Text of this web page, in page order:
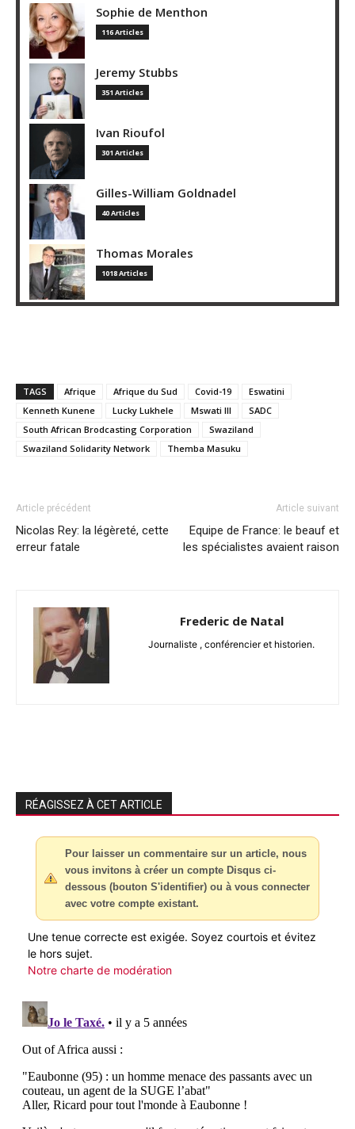
Sophie de Menthon
116 Articles
Jeremy Stubbs
351 Articles
Ivan Rioufol
301 Articles
Gilles-William Goldnadel
40 Articles
Thomas Morales
1018 Articles
TAGS Afrique Afrique du Sud Covid-19
Eswatini
Kenneth Kunene
Lucky Lukhele Mswati III
SADC
South African Brodcasting Corporation
Swaziland
Swaziland Solidarity Network
Themba Masuku
Article précédent
Nicolas Rey: la légèreté, cette
erreur fatale
Article suivant
Equipe de France: le beauf et
les spécialistes avaient raison
Frederic de Natal
Journaliste , conférencier et historien.
RÉAGISSEZ À CET ARTICLE
Pour laisser un commentaire sur un article, nous
vous invitons à créer un compte Disqus ci-
dessous (bouton S'identifier) ou à vous connecter
avec votre compte existant.
Une tenue correcte est exigée. Soyez courtois et évitez
le hors sujet.
Notre charte de modération